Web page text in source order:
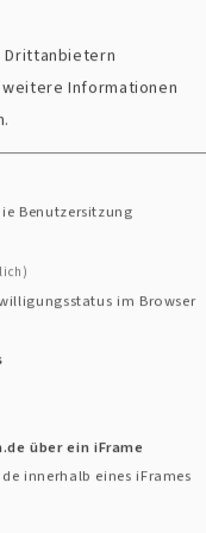
auf das Pflegegeld
in Anspruch
an Angeboten: Den
Drittanbietern
weitere Informationen
Benutzersitzung
im Browser
über ein iFrame
innerhalb eines iFrames